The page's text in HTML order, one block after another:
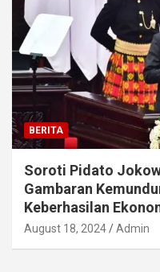
BERITA
Soroti Pidato
Gambaran
Keberhasilan
August 18, 2024 Admin